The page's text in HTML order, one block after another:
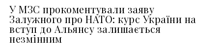
У МЗС прокоментували заяву
Залужного про НАТО: курс України на
вступ до Альянсу залишається
незмінним